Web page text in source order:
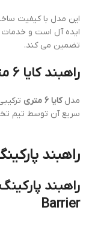
این مدل با کیفیت
ایده آل است و
تضمین می کند.
راهبند کایا 6 متری – Kaya 6 Meter Barrier
مدلکایا 6 متری
سریع آن توسط تیم
راهبند پارکینگ 6 متری و بوم های
Barrier